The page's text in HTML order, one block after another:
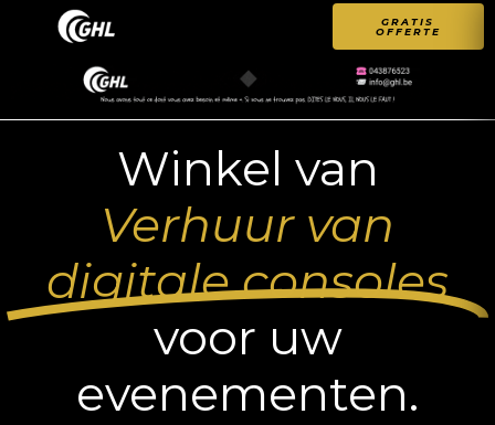
GRATIS
OFFERTE
Winkel van
Verhuur van
digitale consoles
voor uw
evenementen.